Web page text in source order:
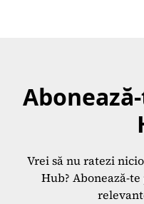
Vrei să nu ratezi
Hub? Abonează-